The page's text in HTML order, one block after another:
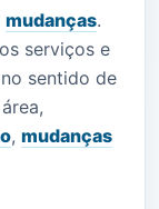
mudanças.
serviços e
sentido de
, mudanças